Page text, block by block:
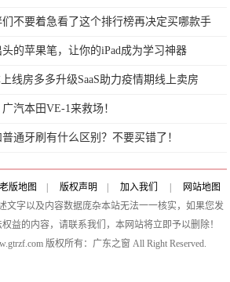
不要着急看了这个排行榜再决定买哪款手
的苹果笔，让你的iPad成为学习神器
线房多多升级SaaS助力疫情期线上卖房
汽本田VE-1来救场！
通牙刷有什么区别？不要买错了！
老版地图 版权声明 加入我们
网站地图
文字以及内容数据庞杂本站无法一一核实，如果您发
益的内容，请联系我们，本网站将立即予以删除！
版权所有：广东之窗 All Right Reserved.